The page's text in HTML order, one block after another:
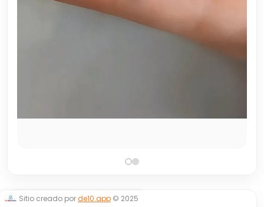
Sitio creado porde10.app © 2025